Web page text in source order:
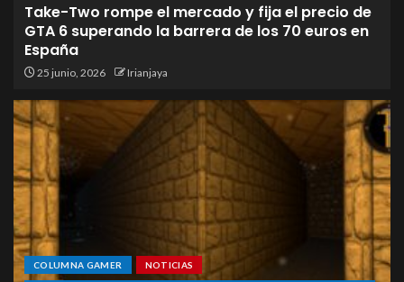
Take-Two rompe el mercado y fija el precio de
GTA 6 superando la barrera de los 70 euros en
España
25 junio, 2026 Irianjaya
COLUMNA GAMER NOTICIAS